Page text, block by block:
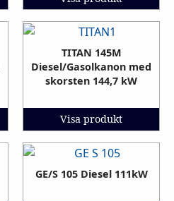
TITAN 145M
Diesel/Gasolkanon med
skorsten 144,7 kW
Visa produkt
GE/S 105 Diesel 111kW